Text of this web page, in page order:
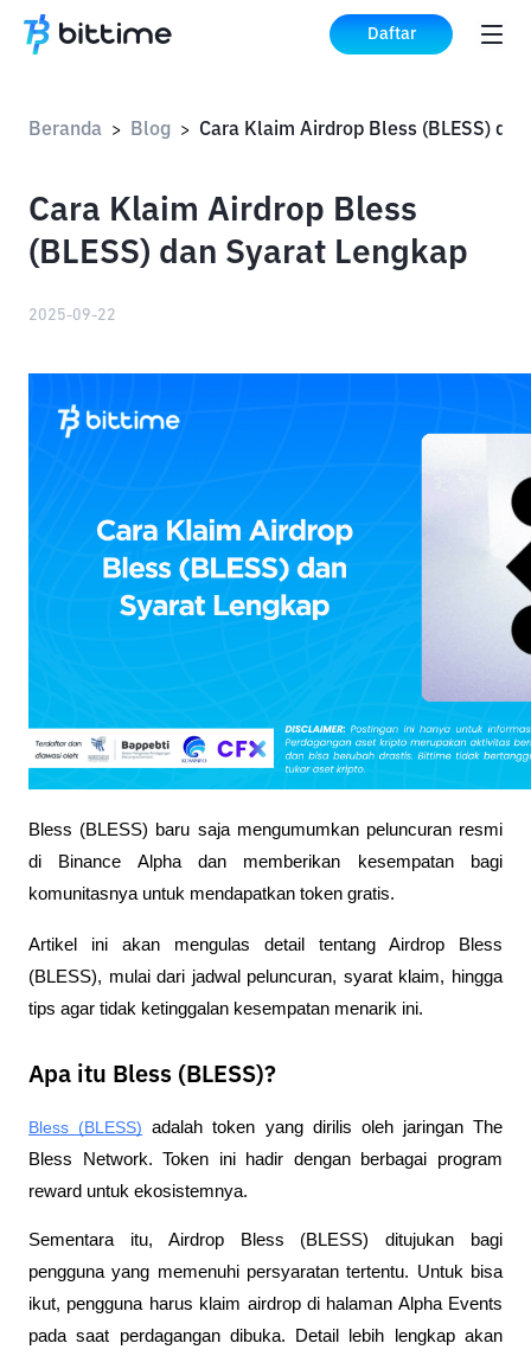
Daftar
Beranda > Blog >
Cara Klaim Airdrop Bless
(BLESS) dan Syarat Lengkap
2025-09-22
Bless (BLESS) baru saja mengumumkan peluncuran resmi
di Binance Alpha dan memberikan kesempatan bagi
komunitasnya untuk mendapatkan token gratis.
Artikel ini akan mengulas detail tentang Airdrop Bless
(BLESS), mulai dari jadwal peluncuran, syarat klaim, hingga
tips agar tidak ketinggalan kesempatan menarik ini.
Apa itu Bless (BLESS)?
Bless (BLESS) adalah token yang dirilis oleh jaringan The
Bless Network. Token ini hadir dengan berbagai program
reward untuk ekosistemnya.
Sementara itu, Airdrop Bless (BLESS) ditujukan bagi
pengguna yang memenuhi persyaratan tertentu. Untuk bisa
ikut, pengguna harus klaim airdrop di halaman Alpha Events
pada saat perdagangan dibuka. Detail lebih lengkap akan